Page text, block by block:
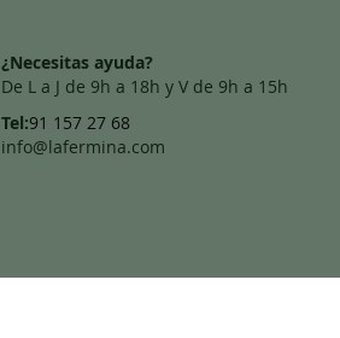
¿Necesitas ayuda?
De L a J de 9h a 18h y V de 9h a 15h
Tel:91 157 27 68
info@lafermina.com